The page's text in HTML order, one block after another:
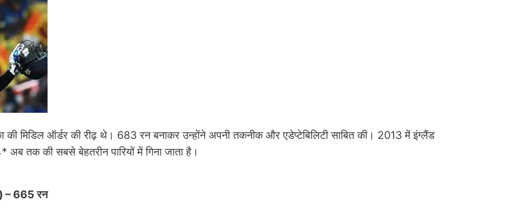
की मिडिल ऑर्डर की रीढ़ थे। 683 रन बनाकर उन्होंने अपनी तकनीक और एडेप्टेबिलिटी साबित की। 2013 में इंग्लैंड
तक की सबसे बेहतरीन पारियों में गिना जाता है।
– 665 रन